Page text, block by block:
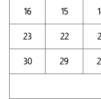
15
16
22
23
29
30